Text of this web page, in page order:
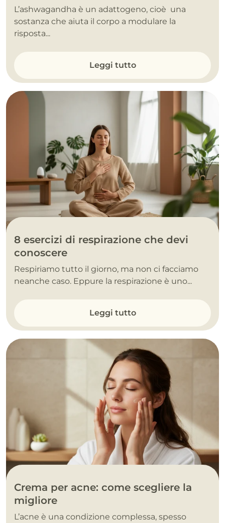
L’ashwagandha è un adattogeno, cioè una
sostanza che aiuta il corpo a modulare la
risposta...
Leggi tutto
8 esercizi di respirazione che devi
conoscere
Respiriamo tutto il giorno, ma non ci facciamo
neanche caso. Eppure la respirazione è uno...
Leggi tutto
Crema per acne: come scegliere la
migliore
L’acne è una condizione complessa, spesso